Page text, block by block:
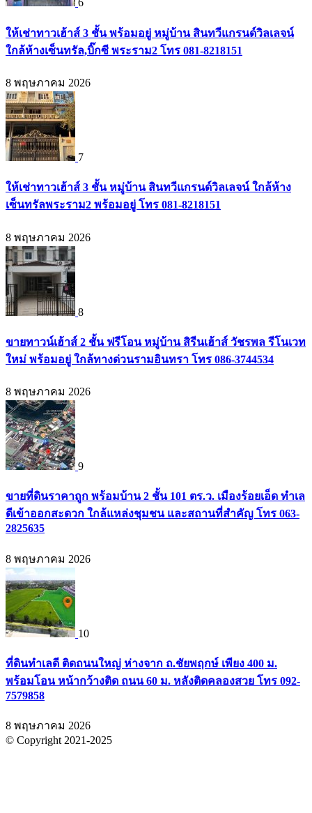
6
ให้เช่าทาวเฮ้าส์ 3 ชั้น พร้อมอยู่ หมู่บ้าน สินทวีแกรนด์วิลเลจน์
ใกล้ห้างเซ็นทรัล,บิ๊กซี พระราม2 โทร 081-8218151
8 พฤษภาคม 2026
7
ให้เช่าทาวเฮ้าส์ 3 ชั้น หมู่บ้าน สินทวีแกรนด์วิลเลจน์ ใกล้ห้าง
เซ็นทรัลพระราม2 พร้อมอยู่ โทร 081-8218151
8 พฤษภาคม 2026
8
ขายทาวน์เฮ้าส์ 2 ชั้น ฟรีโอน หมู่บ้าน สิรีนเฮ้าส์ วัชรพล รีโนเวท
ใหม่ พร้อมอยู่ ใกล้ทางด่วนรามอินทรา โทร 086-3744534
8 พฤษภาคม 2026
9
ขายที่ดินราคาถูก พร้อมบ้าน 2 ชั้น 101 ตร.ว. เมืองร้อยเอ็ด ทำเล
ดีเข้าออกสะดวก ใกล้แหล่งชุมชน และสถานที่สำคัญ โทร 063-
2825635
8 พฤษภาคม 2026
10
ที่ดินทำเลดี ติดถนนใหญ่ ห่างจาก ถ.ชัยพฤกษ์ เพียง 400 ม.
พร้อมโอน หน้ากว้างติด ถนน 60 ม. หลังติดคลองสวย โทร 092-
7579858
8 พฤษภาคม 2026
© Copyright 2021-2025